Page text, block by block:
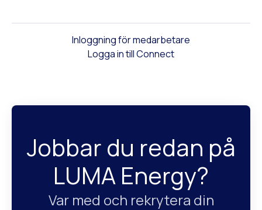
Inloggning för medarbetare
Logga in till Connect
Jobbar du redan på
LUMA Energy?
Var med och rekrytera din